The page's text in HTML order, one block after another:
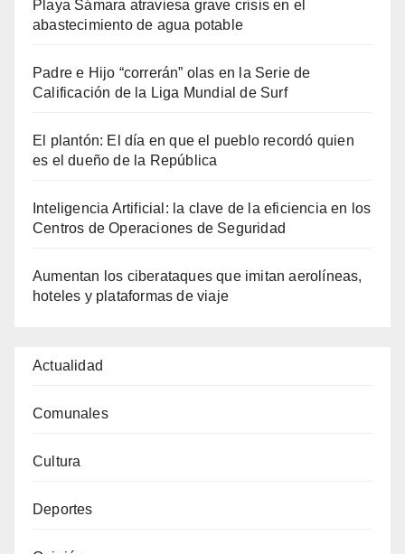
Playa Sámara atraviesa grave crisis en el
abastecimiento de agua potable
Padre e Hijo “correrán” olas en la Serie de
Calificación de la Liga Mundial de Surf
El plantón: El día en que el pueblo recordó quien
es el dueño de la República
Inteligencia Artificial: la clave de la eficiencia en los
Centros de Operaciones de Seguridad
Aumentan los ciberataques que imitan aerolíneas,
hoteles y plataformas de viaje
Actualidad
Comunales
Cultura
Deportes